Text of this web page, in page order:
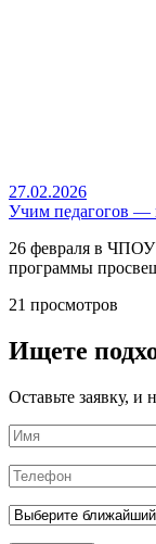
27.02.2026
Учим педагогов —
26 февраля в ЧПОУ
программы
21 просмотров
Ищете
Оставьте заявку,